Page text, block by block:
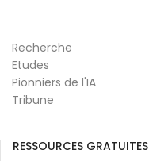
Recherche
Etudes
Pionniers de l'IA
Tribune
RESSOURCES GRATUITES